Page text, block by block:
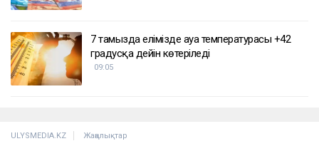
ҚАЗІР ОҚЫЛЫП ЖАТЫР
Дрон, GIS және табиғат: Бурабай жас